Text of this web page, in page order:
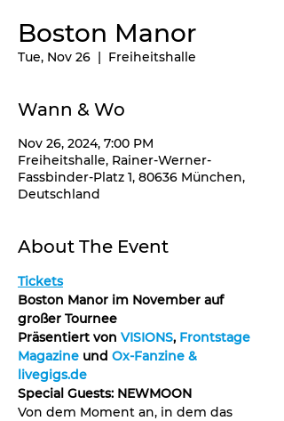
Boston Manor
Tue, Nov 26
  |
Freiheitshalle
Wann & Wo
Nov 26, 2024, 7:00 PM
Freiheitshalle, Rainer-Werner-
Fassbinder-Platz 1, 80636 München,
Deutschland
About The Event
Tickets
Boston Manor im November auf
großer Tournee
Präsentiert von VISIONS, Frontstage
Magazine und Ox-Fanzine &
livegigs.de
Special Guests: NEWMOON
Von dem Moment an, in dem das